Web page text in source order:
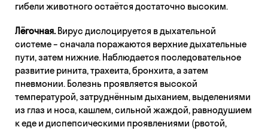
гибели животного остаётся достаточно высоким.
Лёгочная. Вирус дислоцируется в дыхательной
системе – сначала поражаются верхние дыхательные
пути, затем нижние. Наблюдается последовательное
развитие ринита, трахеита, бронхита, а затем
пневмонии. Болезнь проявляется высокой
температурой, затруднённым дыханием, выделениями
из глаз и носа, кашлем, сильной жаждой, равнодушием
к еде и диспепсическими проявлениями (рвотой,